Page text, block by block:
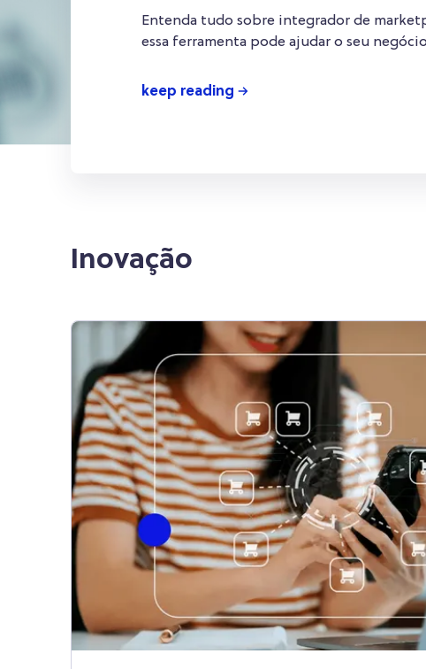
negócio?
Entenda tudo sobre integrador de
essa ferramenta pode ajudar o seu negócio
keep reading
Inovação